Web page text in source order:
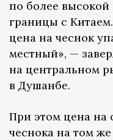
по более высокой
границы с
цена на чеснок
местный», —
на центральном
в Душанбе.
При этом цена на
чеснока на том